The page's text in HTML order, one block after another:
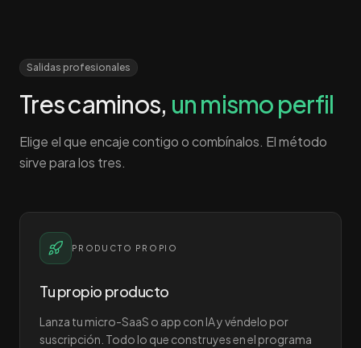
Salidas profesionales
Tres caminos, un mismo perfil
Elige el que encaje contigo o combínalos. El método
sirve para los tres.
PRODUCTO PROPIO
Tu propio producto
Lanza tu micro-SaaS o app con IA y véndelo por
suscripción. Todo lo que construyes en el programa